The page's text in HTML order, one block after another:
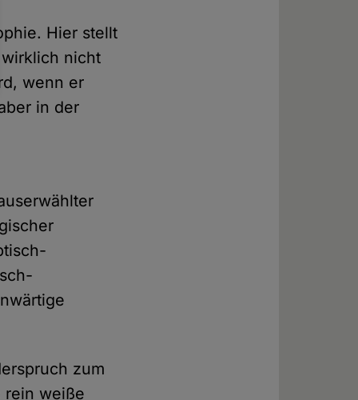
Hier stellt
nicht
wenn er
in der
zum
rein weiße